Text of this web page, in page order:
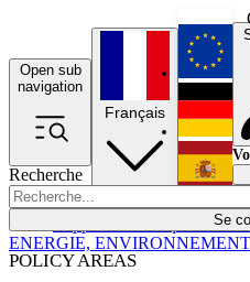
Open sub
navigation
Recherche
Se
POLICY AREAS
Français
ENERGIE,